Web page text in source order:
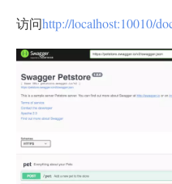
访问http://localhost:10010/